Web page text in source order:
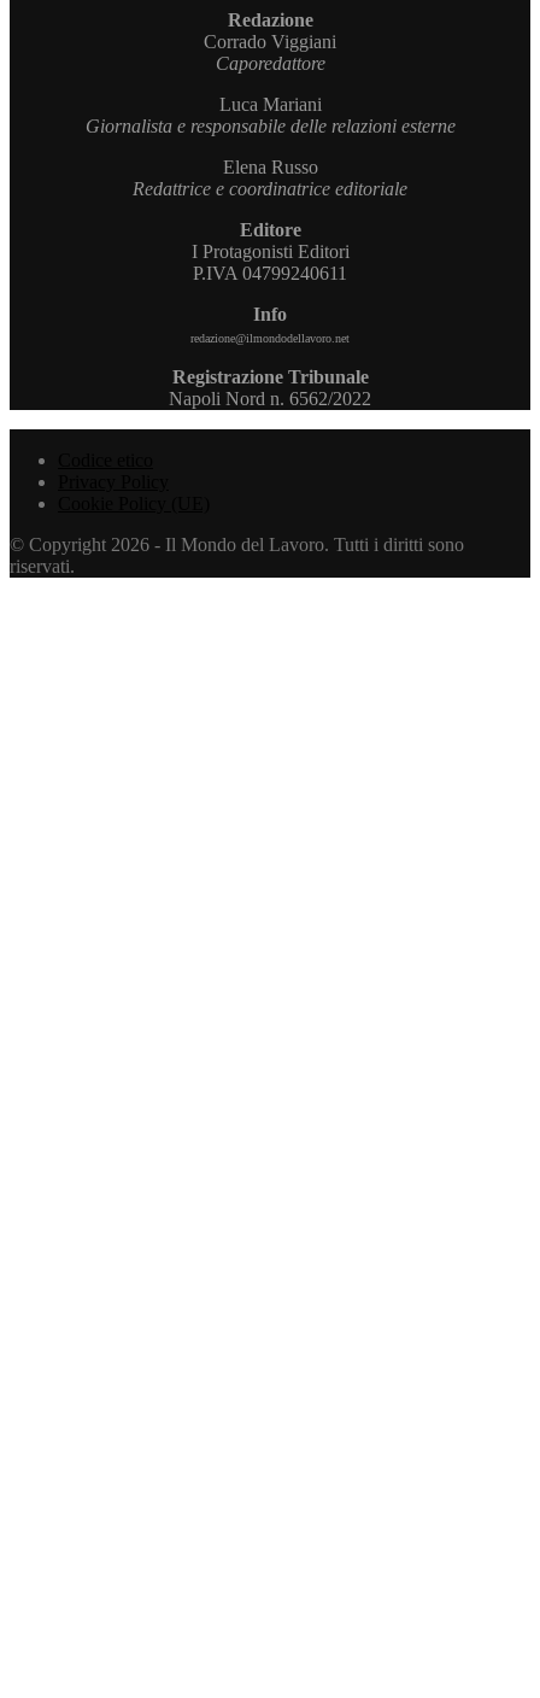
Redazione
Corrado Viggiani
Caporedattore
Luca Mariani
Giornalista e responsabile delle relazioni esterne
Elena Russo
Redattrice e coordinatrice editoriale
Editore
I Protagonisti Editori
P.IVA 04799240611
Info
redazione@ilmondodellavoro.net
Registrazione Tribunale
Napoli Nord n. 6562/2022
© Copyright 2026 - Il Mondo del Lavoro. Tutti i diritti sono
riservati.